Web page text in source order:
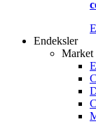
Endeksler
Market